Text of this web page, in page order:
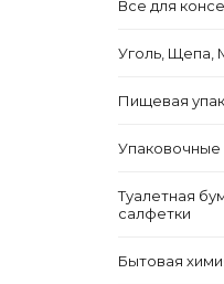
Все для
Уголь, Щепа,
Пищевая
Туалетная
салфетки
Бытовая